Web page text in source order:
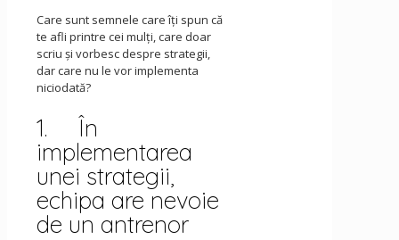
Care sunt semnele care îţi spun că
te afli printre cei mulţi, care doar
scriu şi vorbesc despre strategii,
dar care nu le vor implementa
niciodată?
1. În
implementarea
unei strategii,
echipa are nevoie
de un antrenor